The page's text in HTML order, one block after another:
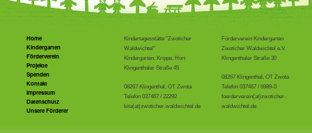
Home
Kindergarten
Förderverein
Projekte
Spenden
Kontakt
Impressum
Datenschutz
Unsere Förderer
Kindertagesstätte "Zwoticher
Waldwichtel"
Kindergarten, Krippe, Hort
Klingenthaler Straße 45
08267 Klingenthal, OT Zwota
Telefon 037467 / 22292
kita(at)zwoticher-waldwichtel.de
Förderverein Kindergarten
Zwoticher Waldwichtel e.V.
Klingenthaler Straße 30
08267 Klingenthal, OT Zwota
Telefon 037467 / 6989-0
foerderverein(at)zwoticher-
waldwichtel.de